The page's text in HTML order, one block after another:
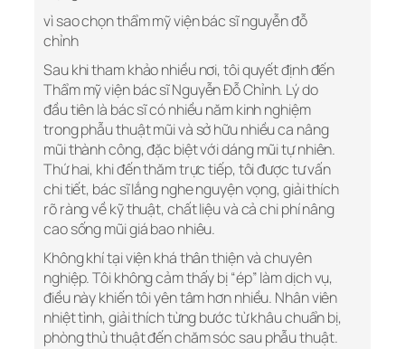
vì sao chọn thẩm mỹ viện bác sĩ nguyễn đỗ
chỉnh
Sau khi tham khảo nhiều nơi, tôi quyết định đến
Thẩm mỹ viện bác sĩ Nguyễn Đỗ Chỉnh. Lý do
đầu tiên là bác sĩ có nhiều năm kinh nghiệm
trong phẫu thuật mũi và sở hữu nhiều ca nâng
mũi thành công, đặc biệt với dáng mũi tự nhiên.
Thứ hai, khi đến thăm trực tiếp, tôi được tư vấn
chi tiết, bác sĩ lắng nghe nguyện vọng, giải thích
rõ ràng về kỹ thuật, chất liệu và cả chi phí nâng
cao sống mũi giá bao nhiêu.
Không khí tại viện khá thân thiện và chuyên
nghiệp. Tôi không cảm thấy bị “ép” làm dịch vụ,
điều này khiến tôi yên tâm hơn nhiều. Nhân viên
nhiệt tình, giải thích từng bước từ khâu chuẩn bị,
phòng thủ thuật đến chăm sóc sau phẫu thuật.